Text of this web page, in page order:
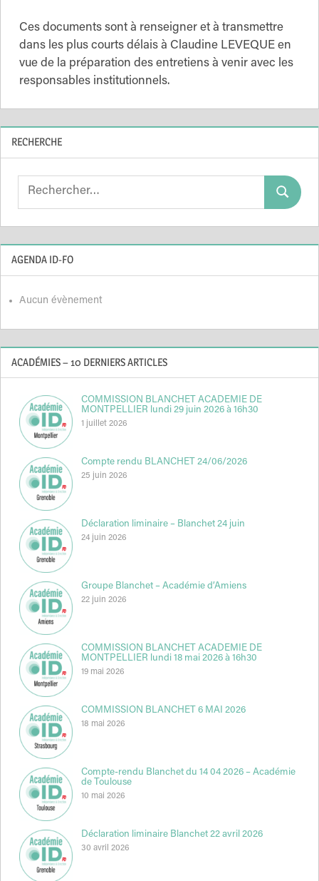
Ces documents sont à renseigner et à transmettre
dans les plus courts délais à Claudine LEVEQUE en
vue de la préparation des entretiens à venir avec les
responsables institutionnels.
RECHERCHE
Search
Search
AGENDA ID-FO
Aucun évènement
ACADÉMIES – 10 DERNIERS ARTICLES
COMMISSION BLANCHET ACADEMIE DE
MONTPELLIER lundi 29 juin 2026 à 16h30
1 juillet 2026
Compte rendu BLANCHET 24/06/2026
25 juin 2026
Déclaration liminaire – Blanchet 24 juin
24 juin 2026
Groupe Blanchet – Académie d’Amiens
22 juin 2026
COMMISSION BLANCHET ACADEMIE DE
MONTPELLIER lundi 18 mai 2026 à 16h30
19 mai 2026
COMMISSION BLANCHET 6 MAI 2026
18 mai 2026
Compte-rendu Blanchet du 14 04 2026 – Académie
de Toulouse
10 mai 2026
Déclaration liminaire Blanchet 22 avril 2026
30 avril 2026